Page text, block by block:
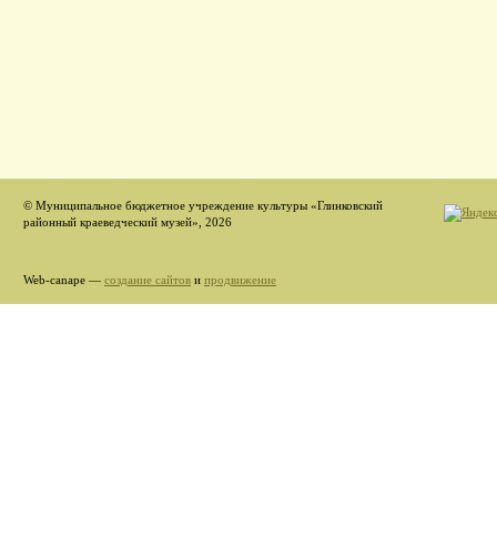
© Муниципальное бюджетное учреждение культуры «Глинковский
районный краеведческий музей», 2026
Web-canape — создание сайтов и продвижение